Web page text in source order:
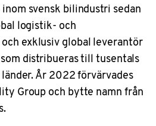
svensk bilindustri sedan
logistik- och
exklusiv global leverantör
distribueras till tusentals
År 2022 förvärvades
Group och bytte namn från